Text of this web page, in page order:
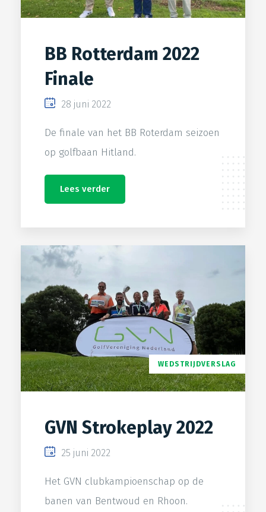
BB Rotterdam 2022
Finale
28 juni 2022
De finale van het BB Roterdam seizoen
op golfbaan Hitland.
Lees verder
WEDSTRIJDVERSLAG
GVN Strokeplay 2022
25 juni 2022
Het GVN clubkampioenschap op de
banen van Bentwoud en Rhoon.